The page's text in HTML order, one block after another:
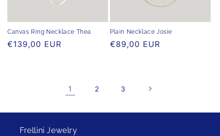
Canvas Ring Necklace Thea
Normaler
€139,00 EUR
Plain Necklace Josie
Normaler
€89,00 EUR
1 2 3
Frellini Jewelry